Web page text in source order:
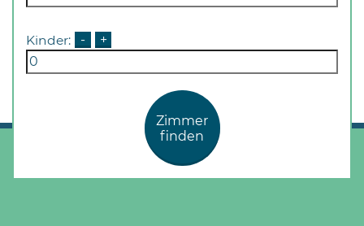
Kinder: - +
Zimmer
finden